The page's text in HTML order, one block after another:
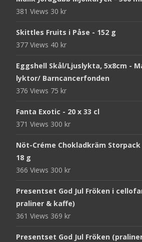
381 Views 30 kr
Skittles Fruits i Påse - 152 g
377 Views 40 kr
Eggshell Skål/Ljuslykta, 5x8cm -
lyktor/ Barncancerfonden
376 Views 75 kr
Fanta Exotic - 20 x 33 cl
371 Views 300 kr
Nöt-Créme Chokladkräm Storpack
18 g
366 Views 300 kr
Presentset God Jul Fröken i
praliner & kaffe)
361 Views 369 kr
Presentset God Jul Fröken